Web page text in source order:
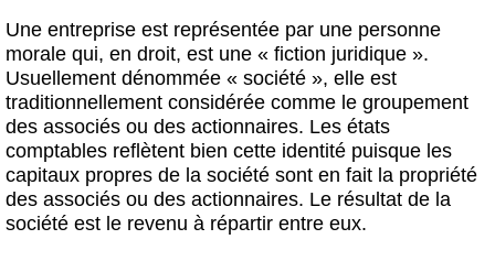
Une entreprise est représentée par une personne
morale qui, en droit, est une « fiction juridique ».
Usuellement dénommée « société », elle est
traditionnellement considérée comme le groupement
des associés ou des actionnaires. Les états
comptables reflètent bien cette identité puisque les
capitaux propres de la société sont en fait la propriété
des associés ou des actionnaires. Le résultat de la
société est le revenu à répartir entre eux.